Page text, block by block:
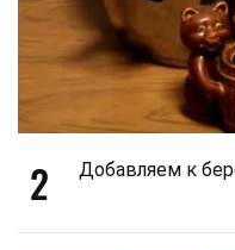
2 Добавляем к